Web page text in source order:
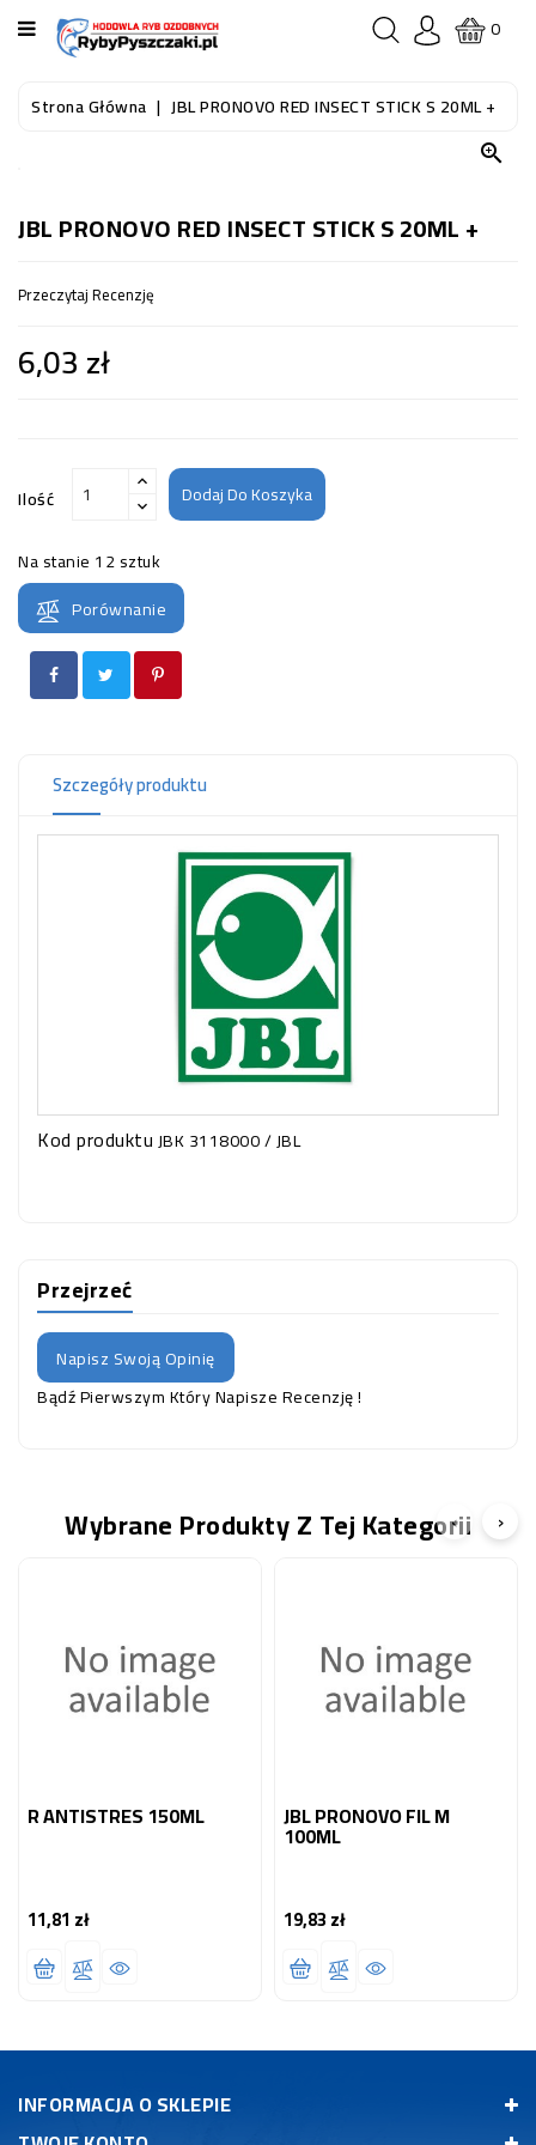
KATEGORIA
STRONA
AKWARIOWE
DO
WODNEGO
I
(SPRZĘT)
OCZKO
WODNE
(SPRZĘT)
KONTAKT
0
Strona Główna JBL PRONOVO RED INSECT STICK S 20ML +

JBL PRONOVO RED INSECT STICK S 20ML +
Przeczytaj Recenzję
6,03 zł
Ilość Dodaj Do Koszyka
Na stanie 12 sztuk
Porównanie
Szczegóły produktu
Kod produktuJBK 3118000 / JBL
Przejrzeć
Napisz Swoją Opinię
Bądź Pierwszym Który Napisze Recenzję !
Wybrane Produkty Z Tej Kategorii
R ANTISTRES 150ML
11,81 złCena
JBL PRONOVO FIL M
100ML
19,83 złCena
‹ ›
INFORMACJA O SKLEPIE